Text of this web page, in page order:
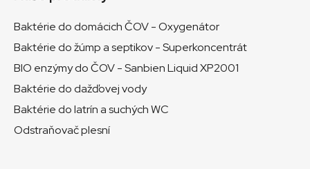
Baktérie do domácich ČOV - Oxygenátor
Baktérie do žúmp a septikov - Superkoncentrát
BIO enzýmy do ČOV - Sanbien Liquid XP2001
Baktérie do dažďovej vody
Baktérie do latrín a suchých WC
Odstraňovač plesní